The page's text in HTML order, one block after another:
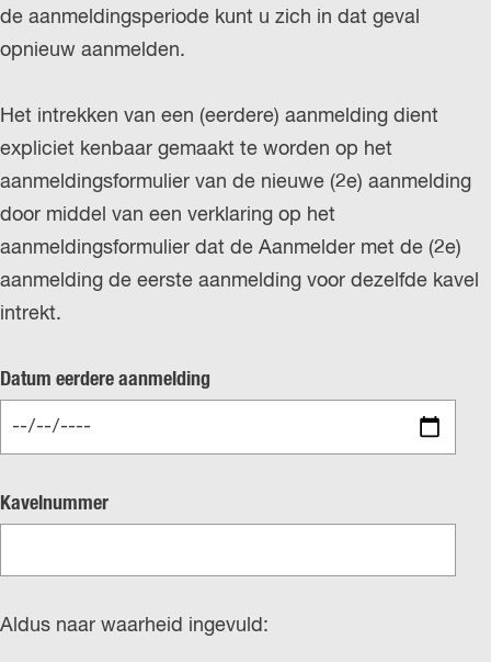
de aanmeldingsperiode kunt u zich in dat geval
opnieuw aanmelden.
Het intrekken van een (eerdere) aanmelding dient
expliciet kenbaar gemaakt te worden op het
aanmeldingsformulier van de nieuwe (2e) aanmelding
door middel van een verklaring op het
aanmeldingsformulier dat de Aanmelder met de (2e)
aanmelding de eerste aanmelding voor dezelfde kavel
intrekt.
Datum eerdere aanmelding
Kavelnummer
Aldus naar waarheid ingevuld: